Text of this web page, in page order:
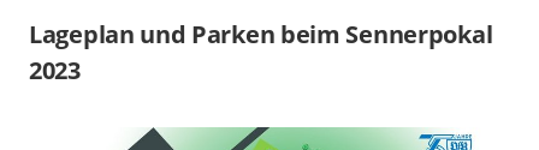
Lageplan und Parken beim Sennerpokal
2023